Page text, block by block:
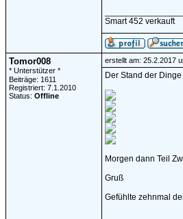
Smart 452 verkauft
Tomor008
* Unterstützer *
Beiträge: 1611
Registriert: 7.1.2010
Status: Offline
erstellt am: 25.2.2017
Der Stand der
Morgen dann Teil
Gruß
Gefühlte zehnmal